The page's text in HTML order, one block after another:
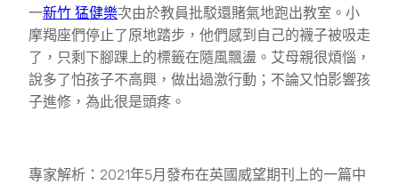
一新竹 猛健樂次由於教員批駁還賭氣地跑出教室。小
摩羯座們停止了原地踏步，他們感到自己的襪子被吸走
了，只剩下腳踝上的標籤在隨風飄盪。艾母親很煩惱，
說多了怕孩子不高興，做出過激行動；不論又怕影響孩
子進修，為此很是頭疼。
專家解析：2021年5月發布在英國威望期刊上的一篇中